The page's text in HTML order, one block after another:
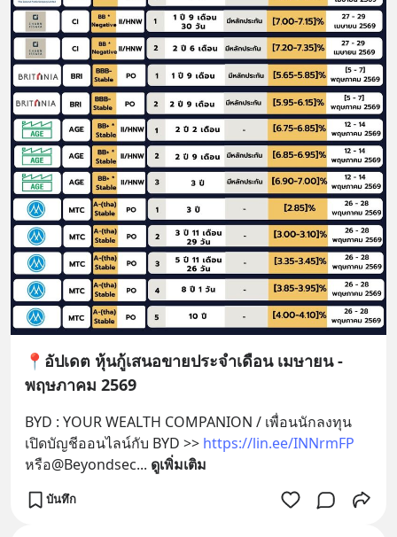
📍อัปเดต หุ้นกู้เสนอขายประจำเดือน เมษายน -
พฤษภาคม 2569
BYD : YOUR WEALTH COMPANION / เพื่อนนักลงทุน
เปิดบัญชีออนไลน์กับ BYD >> https://lin.ee/INNrmFP
หรือ@Beyondsec... ดูเพิ่มเติม
บันทึก